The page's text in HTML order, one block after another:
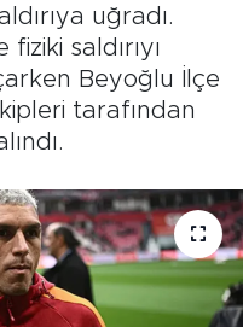
uğradı.
saldırıyı
Beyoğlu İlçe
tarafından